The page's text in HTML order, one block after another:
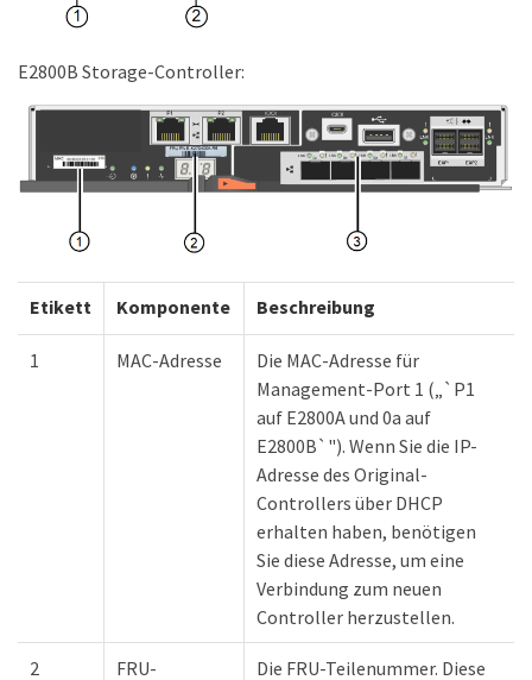
E2800B Storage-Controller:
Etikett Komponente Beschreibung
1 MAC-Adresse
Die MAC-Adresse für
Management-Port 1 („`P1
auf E2800A und 0a auf
E2800B`"). Wenn Sie die IP-
Adresse des Original-
Controllers über DHCP
erhalten haben, benötigen
Sie diese Adresse, um eine
Verbindung zum neuen
Controller herzustellen.
2 FRU- Die FRU-Teilenummer. Diese